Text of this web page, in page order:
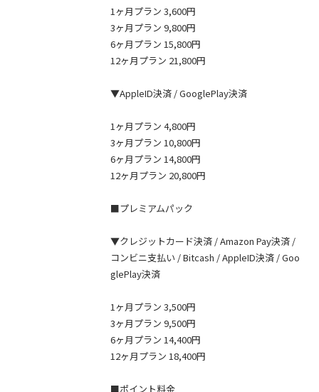
1ヶ月プラン 3,600円
3ヶ月プラン 9,800円
6ヶ月プラン 15,800円
12ヶ月プラン 21,800円
▼AppleID決済 / GooglePlay決済
1ヶ月プラン 4,800円
3ヶ月プラン 10,800円
6ヶ月プラン 14,800円
12ヶ月プラン 20,800円
■プレミアムパック
▼クレジットカード決済 / Amazon Pay決済 /
コンビニ支払い / Bitcash / AppleID決済 / Goo
glePlay決済
1ヶ月プラン 3,500円
3ヶ月プラン 9,500円
6ヶ月プラン 14,400円
12ヶ月プラン 18,400円
■ポイント料金